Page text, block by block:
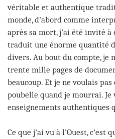
véritable et authentique
monde, d’abord comme
après sa mort, j’ai été invité à
traduit une énorme quantité
divers. Au bout du compte, je
trente mille pages de
beaucoup. Et je ne voulais
poubelle quand je mourrai.
enseignements authentiques
Ce que j’ai vu à l’Ouest,